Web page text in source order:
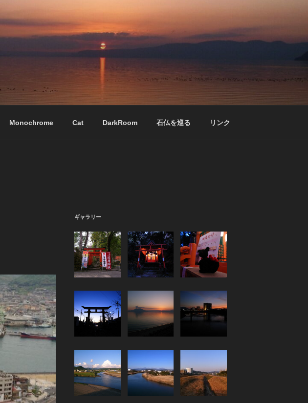
Monochrome Cat DarkRoom 石仏を巡る リンク
ギャラリー